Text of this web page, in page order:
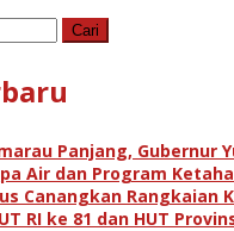
Panjang, Gubernur
Air dan Program
Canangkan Rangkaian
RI ke 81 dan HUT